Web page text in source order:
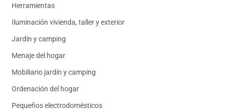
Herramientas
Iluminación vivienda, taller y exterior
Jardín y camping
Menaje del hogar
Mobiliario jardín y camping
Ordenación del hogar
Pequeños electrodomésticos